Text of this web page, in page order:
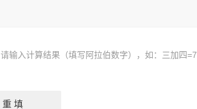
请输入计算结果（填写阿拉伯数字），如：三加四=7